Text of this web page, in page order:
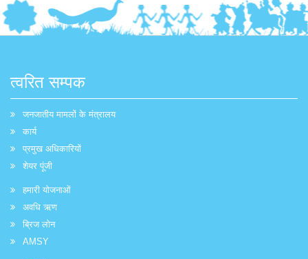
त्वरित सम्पक
जनजातीय मामलों के मंत्रालय
कार्य
प्रमुख अधिकारियों
शेयर पूंजी
हमारी योजनाओं
अवधि ऋण
ब्रिज लोन
AMSY